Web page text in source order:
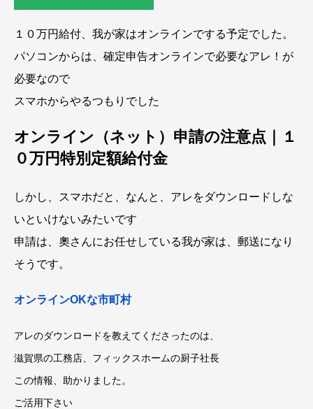
１０万円給付、我が家はオンラインでする予定でした。
パソコンからは、確定申告オンラインで必要なアレ！が
必要なので
スマホからやるつもりでした
オンライン（ネット）申請の注意点｜１
０万円特別定額給付金
しかし、スマホだと、なんと、アレをダウンロードしな
いといけないみたいです
申請は、奧さんにお任せしている我が家は、郵送になり
そうです。
オンラインOKな市町村
アレのダウンロードを教えてくださったのは、
滋賀県の工務店、フィックスホームの厨子社長
この情報、助かりました。
ご活用下さい